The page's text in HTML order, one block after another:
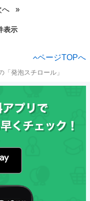
へ
表示
ページTOPへ
「発泡スチロール」